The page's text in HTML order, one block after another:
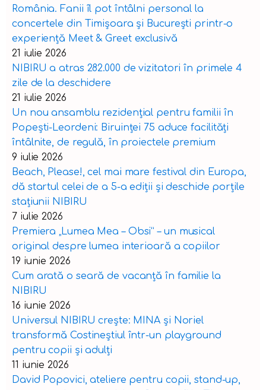
România. Fanii îl pot întâlni personal la
concertele din Timișoara și București printr-o
experiență Meet & Greet exclusivă
21 iulie 2026
NIBIRU a atras 282.000 de vizitatori în primele 4
zile de la deschidere
21 iulie 2026
Un nou ansamblu rezidențial pentru familii în
Popești-Leordeni: Biruinței 75 aduce facilități
întâlnite, de regulă, în proiectele premium
9 iulie 2026
Beach, Please!, cel mai mare festival din Europa,
dă startul celei de a 5-a ediții și deschide porțile
stațiunii NIBIRU
7 iulie 2026
Premiera „Lumea Mea – Obsi” – un musical
original despre lumea interioară a copiilor
19 iunie 2026
Cum arată o seară de vacanță în familie la
NIBIRU
16 iunie 2026
Universul NIBIRU crește: MINA și Noriel
transformă Costineștiul într-un playground
pentru copii și adulți
11 iunie 2026
David Popovici, ateliere pentru copii, stand-up,